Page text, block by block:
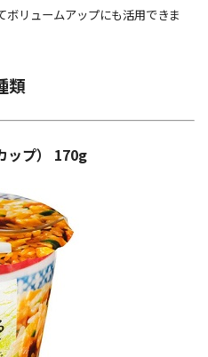
ボリュームアップにも活用できま
類
ップ） 170g